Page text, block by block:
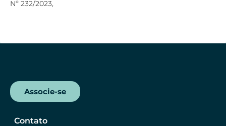
b
t
s
Nº 232/2023,
Associe-se
Contato